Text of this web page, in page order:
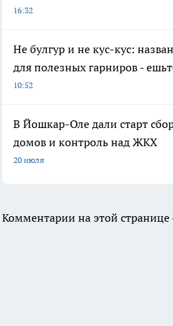
16:32
Не булгур и не кус-кус:
для полезных гарниров -
10:52
В Йошкар-Оле дали старт
домов и контроль над ЖКХ
20 июля
Комментарии на этой